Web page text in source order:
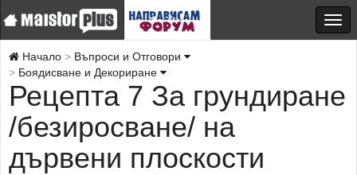
Начало
Въпроси и Отговори
Боядисване и Декориране
Рецепта 7 За грундиране
/безиросване/ на
дървени плоскости